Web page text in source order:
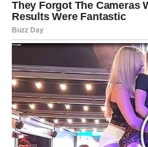
Novo poglavlje ne može početi
staro.
Pustite ono što
Pred vama su snažni trenuci.
STRIJELAC